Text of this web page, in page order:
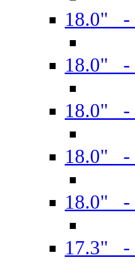
18.0" -
18.0" -
18.0" -
18.0" -
18.0" -
17.3" -